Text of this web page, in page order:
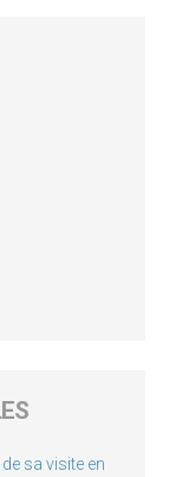
sa visite en